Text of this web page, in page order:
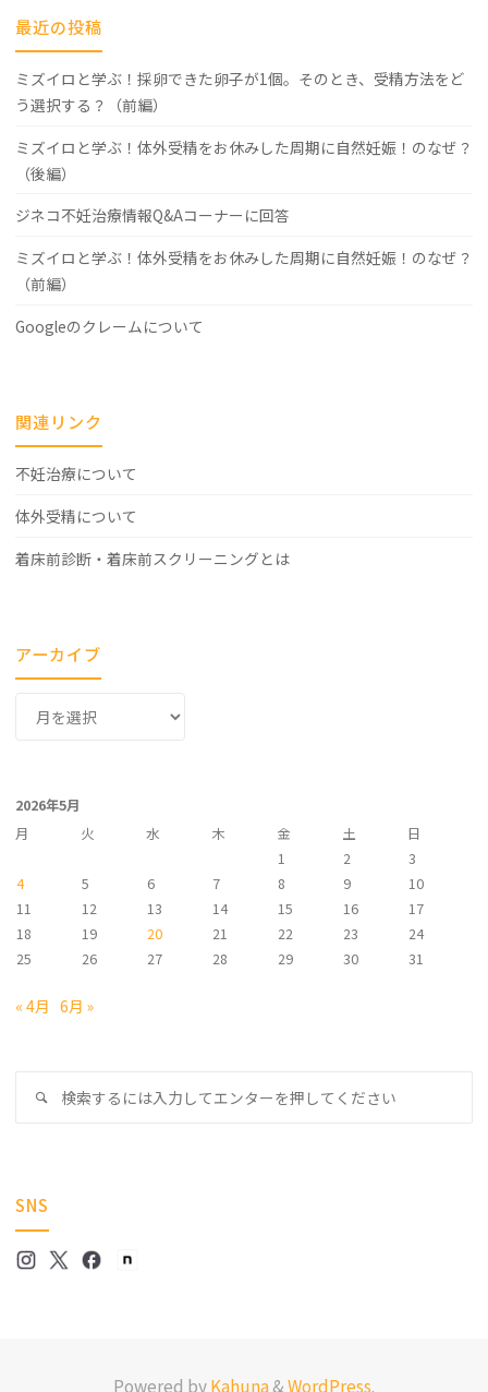
最近の投稿
ミズイロと学ぶ！採卵できた卵子が1個。そのとき、受精方法をど
う選択する？（前編）
ミズイロと学ぶ！体外受精をお休みした周期に自然妊娠！のなぜ？
（後編）
ジネコ不妊治療情報Q&Aコーナーに回答
ミズイロと学ぶ！体外受精をお休みした周期に自然妊娠！のなぜ？
（前編）
Googleのクレームについて
関連リンク
不妊治療について
体外受精について
着床前診断・着床前スクリーニングとは
アーカイブ
ブ
2026年5月
月
火 水 木 金 土
日
1
2
3
4
5 6 7 8 9
10
11
12 13 14 15 16
17
18
19 20 21 22 23
24
25
26 27 28 29 30 31
« 4月 6月 »
検
SNS
Powered byKahuna&WordPress.